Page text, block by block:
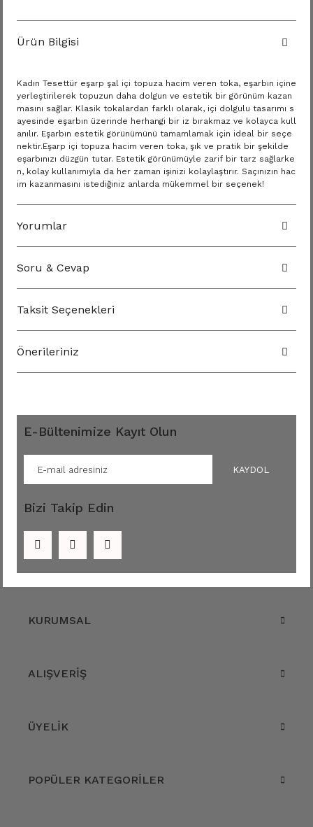
Ürün Bilgisi
Kadın Tesettür eşarp şal içi topuza hacim veren toka, eşarbın içine
yerleştirilerek topuzun daha dolgun ve estetik bir görünüm kazan
masını sağlar. Klasik tokalardan farklı olarak, içi dolgulu tasarımı s
ayesinde eşarbın üzerinde herhangi bir iz bırakmaz ve kolayca kull
anılır. Eşarbın estetik görünümünü tamamlamak için ideal bir seçe
nektir.Eşarp içi topuza hacim veren toka, şık ve pratik bir şekilde
eşarbınızı düzgün tutar. Estetik görünümüyle zarif bir tarz sağlarke
n, kolay kullanımıyla da her zaman işinizi kolaylaştırır. Saçınızın hac
im kazanmasını istediğiniz anlarda mükemmel bir seçenek!
Yorumlar
Soru & Cevap
Taksit Seçenekleri
Önerileriniz
E-Bültenimize Kayıt Olun
KAYDOL
Bizi Takip Edin
KURUMSAL
ALIŞVERİŞ
ÜYELİK
POPÜLER KATEGORİLER